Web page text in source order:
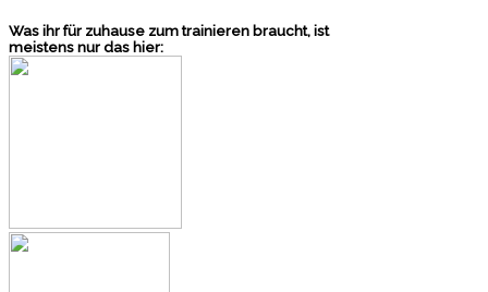
Was ihr für zuhause zum trainieren braucht, ist
meistens nur das hier: